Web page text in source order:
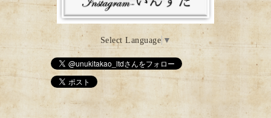
Select Language ▼